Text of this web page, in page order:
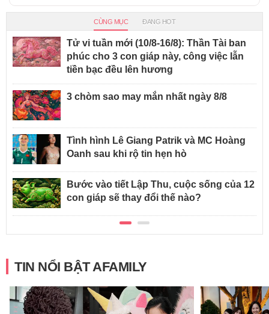
CÙNG MỤC ĐANG HOT
Tử vi tuần mới (10/8-16/8): Thần Tài ban
phúc cho 3 con giáp này, công việc lẫn
tiền bạc đều lên hương
3 chòm sao may mắn nhất ngày 8/8
Tình hình Lê Giang Patrik và MC Hoàng
Oanh sau khi rộ tin hẹn hò
Bước vào tiết Lập Thu, cuộc sống của 12
con giáp sẽ thay đổi thế nào?
TIN NỔI BẬT AFAMILY